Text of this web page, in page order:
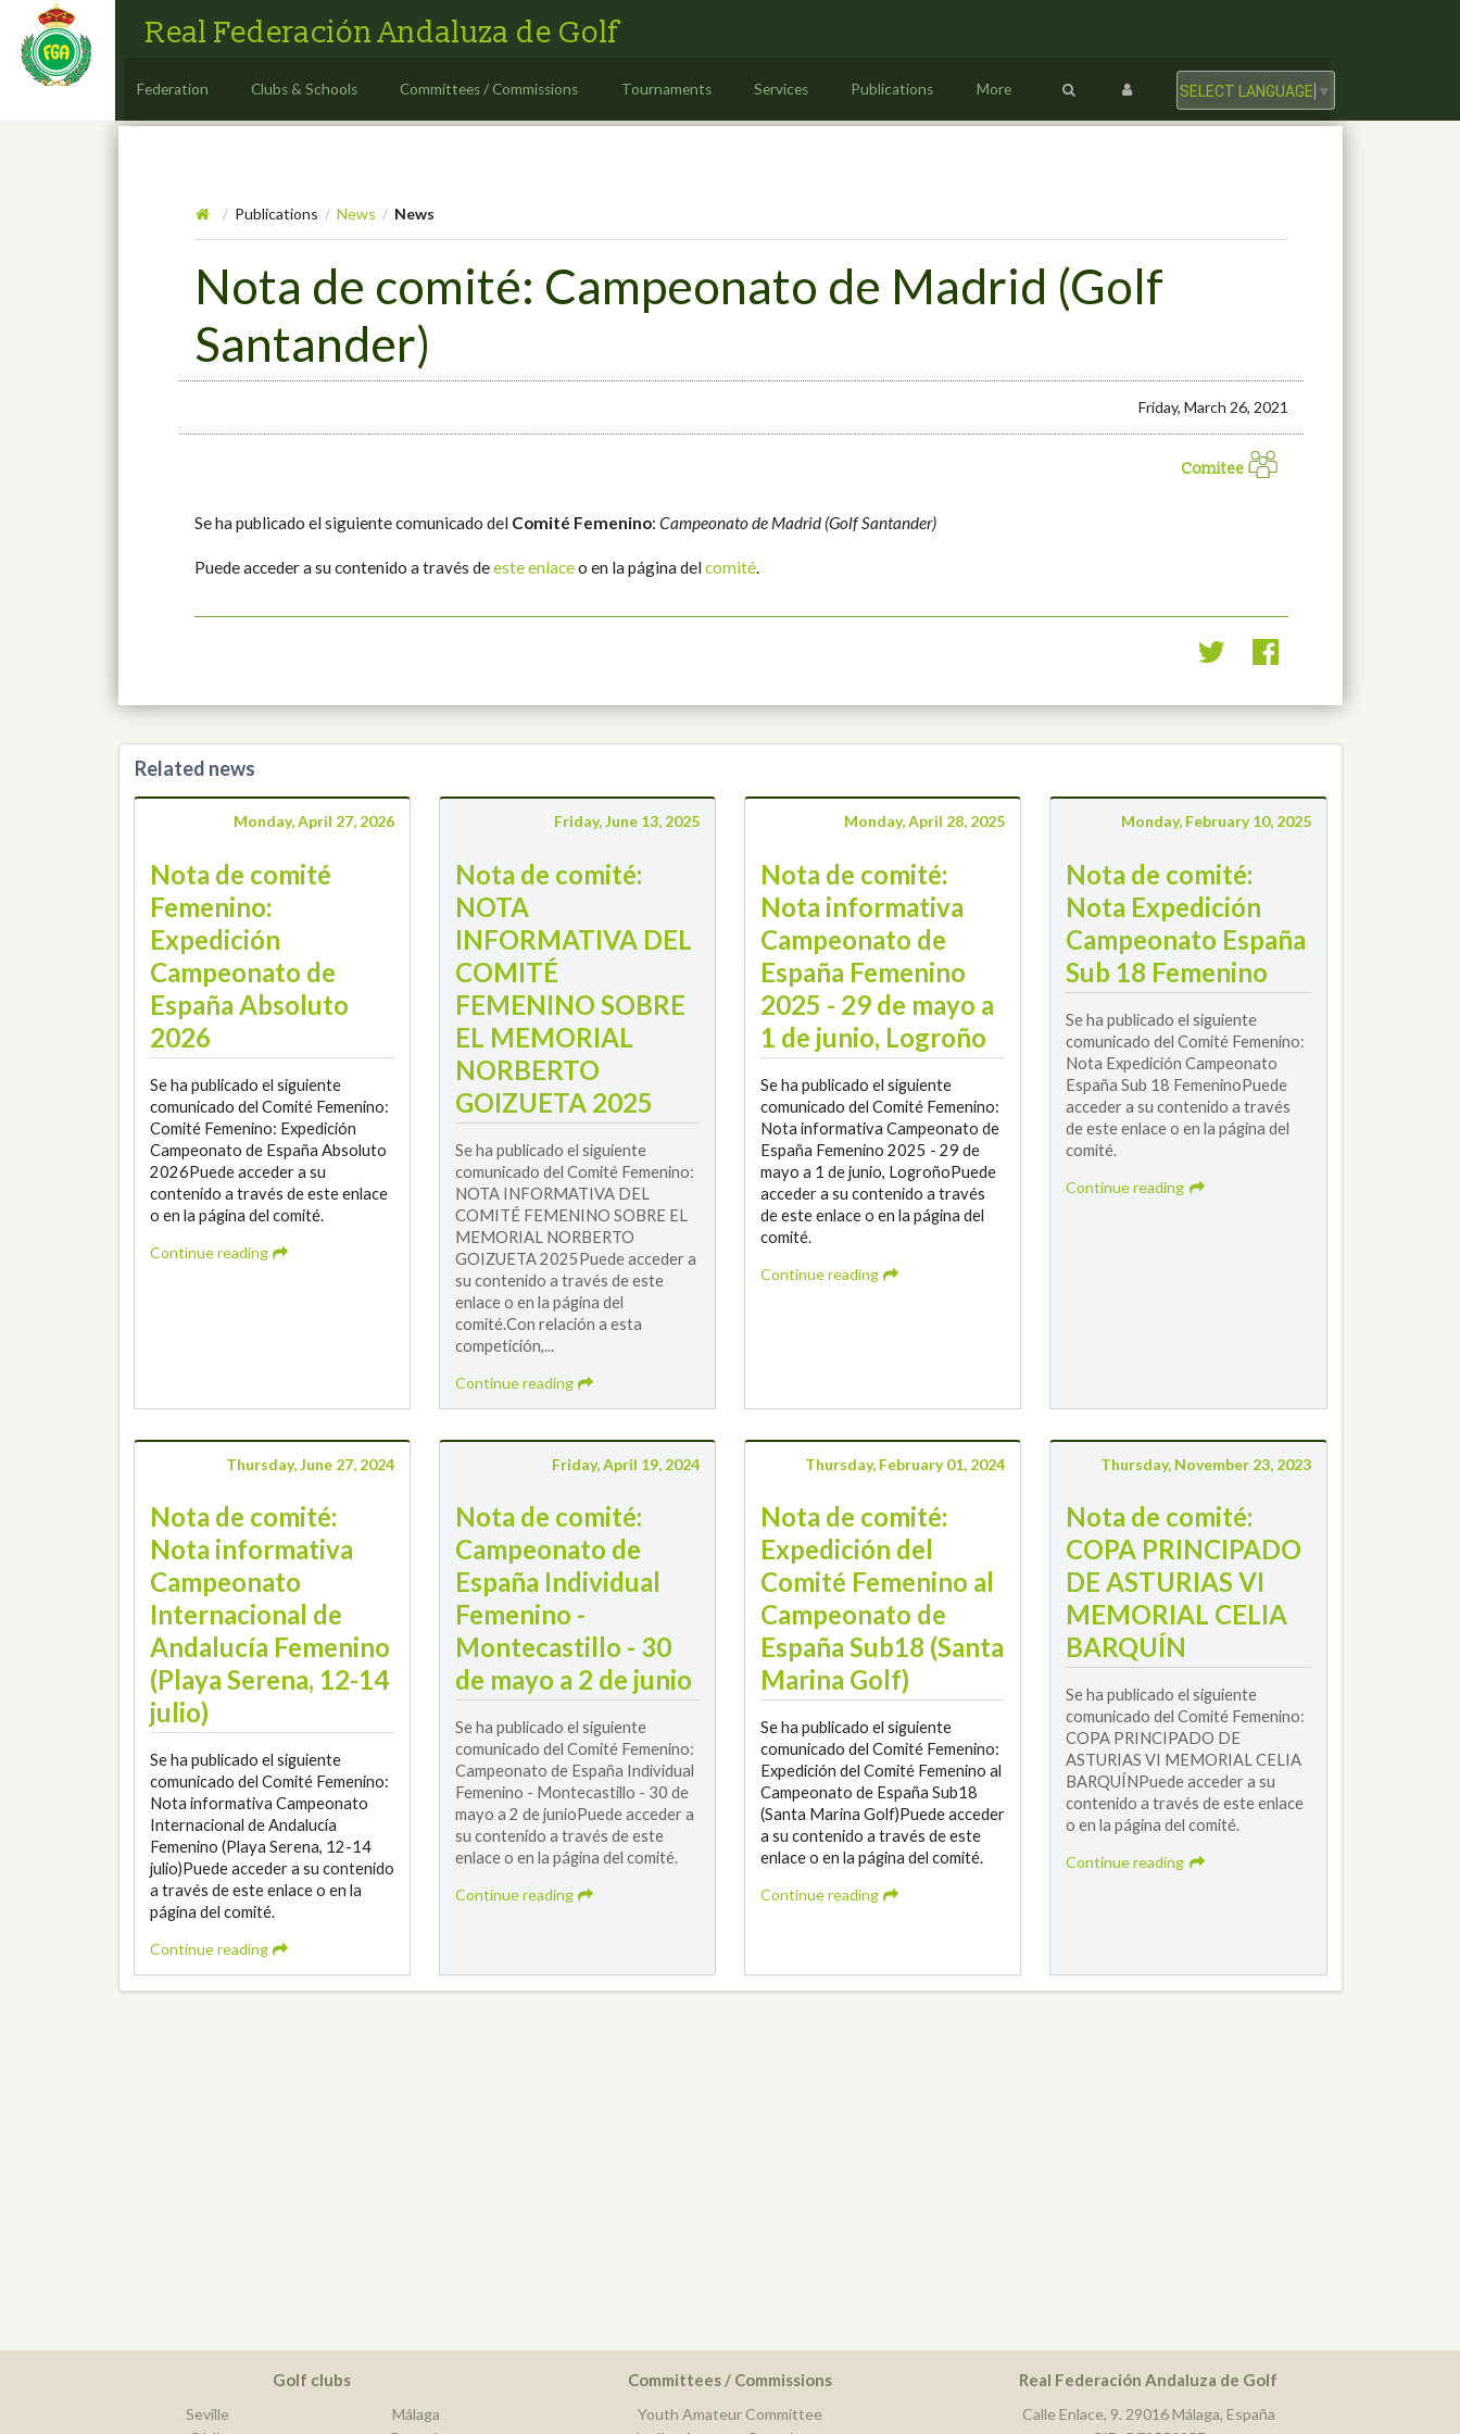
Real Federación Andaluza de Golf
Federation Clubs & Schools Committees / Commissions Tournaments Services Publications More SELECT LANGUAGE ▼
/ Publications / News / News
Nota de comité: Campeonato de Madrid (Golf
Santander)
Friday, March 26, 2021
Comitee
Se ha publicado el siguiente comunicado del Comité Femenino: Campeonato de Madrid (Golf Santander)
Puede acceder a su contenido a través deeste enlaceo en la página delcomité.
Related news
Monday, April 27, 2026
Nota de comité
Femenino:
Expedición
Campeonato de
España Absoluto
2026
Se ha publicado el siguiente
comunicado del Comité Femenino:
Comité Femenino: Expedición
Campeonato de España Absoluto
2026Puede acceder a su
contenido a través de este enlace
o en la página del comité.
Continue reading
Friday, June 13, 2025
Nota de comité:
NOTA
INFORMATIVA DEL
COMITÉ
FEMENINO SOBRE
EL MEMORIAL
NORBERTO
GOIZUETA 2025
Se ha publicado el siguiente
comunicado del Comité Femenino:
NOTA INFORMATIVA DEL
COMITÉ FEMENINO SOBRE EL
MEMORIAL NORBERTO
GOIZUETA 2025Puede acceder a
su contenido a través de este
enlace o en la página del
comité.Con relación a esta
competición,...
Continue reading
Monday, April 28, 2025
Nota de comité:
Nota informativa
Campeonato de
España Femenino
2025 - 29 de mayo a
1 de junio, Logroño
Se ha publicado el siguiente
comunicado del Comité Femenino:
Nota informativa Campeonato de
España Femenino 2025 - 29 de
mayo a 1 de junio, LogroñoPuede
acceder a su contenido a través
de este enlace o en la página del
comité.
Continue reading
Monday, February 10, 2025
Nota de comité:
Nota Expedición
Campeonato España
Sub 18 Femenino
Se ha publicado el siguiente
comunicado del Comité Femenino:
Nota Expedición Campeonato
España Sub 18 FemeninoPuede
acceder a su contenido a través
de este enlace o en la página del
comité.
Continue reading
Thursday, June 27, 2024
Nota de comité:
Nota informativa
Campeonato
Internacional de
Andalucía Femenino
(Playa Serena, 12-14
julio)
Se ha publicado el siguiente
comunicado del Comité Femenino:
Nota informativa Campeonato
Internacional de Andalucía
Femenino (Playa Serena, 12-14
julio)Puede acceder a su contenido
a través de este enlace o en la
página del comité.
Continue reading
Friday, April 19, 2024
Nota de comité:
Campeonato de
España Individual
Femenino -
Montecastillo - 30
de mayo a 2 de junio
Se ha publicado el siguiente
comunicado del Comité Femenino:
Campeonato de España Individual
Femenino - Montecastillo - 30 de
mayo a 2 de junioPuede acceder a
su contenido a través de este
enlace o en la página del comité.
Continue reading
Thursday, February 01, 2024
Nota de comité:
Expedición del
Comité Femenino al
Campeonato de
España Sub18 (Santa
Marina Golf)
Se ha publicado el siguiente
comunicado del Comité Femenino:
Expedición del Comité Femenino al
Campeonato de España Sub18
(Santa Marina Golf)Puede acceder
a su contenido a través de este
enlace o en la página del comité.
Continue reading
Thursday, November 23, 2023
Nota de comité:
COPA PRINCIPADO
DE ASTURIAS VI
MEMORIAL CELIA
BARQUÍN
Se ha publicado el siguiente
comunicado del Comité Femenino:
COPA PRINCIPADO DE
ASTURIAS VI MEMORIAL CELIA
BARQUÍNPuede acceder a su
contenido a través de este enlace
o en la página del comité.
Continue reading
Golf clubs
Seville
Málaga
Committees / Commissions
Youth Amateur Committee
Real Federación Andaluza de Golf
Calle Enlace, 9. 29016 Málaga, España